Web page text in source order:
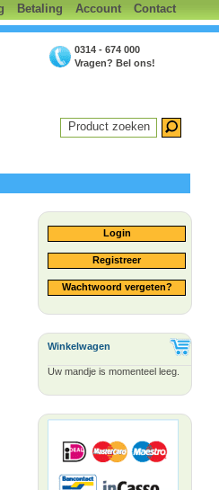
Betaling Account Contact
0314 - 674 000
Vragen? Bel ons!
Product zoeken
Login
Registreer
Wachtwoord vergeten?
Winkelwagen
Uw mandje is momenteel leeg.